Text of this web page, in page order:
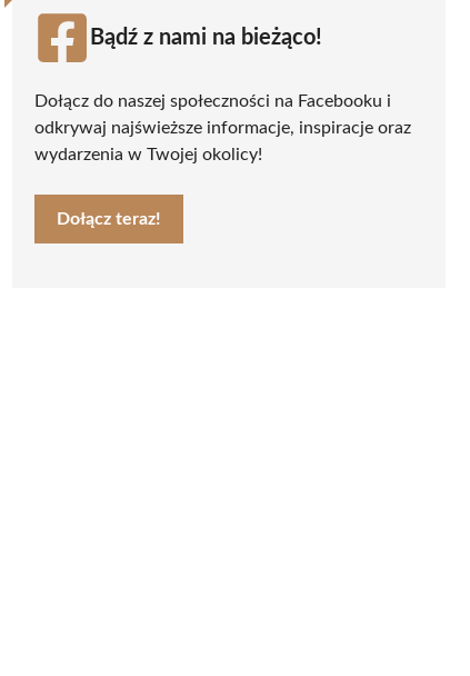
Bądź z nami na bieżąco!
Dołącz do naszej społeczności na Facebooku i
odkrywaj najświeższe informacje, inspiracje oraz
wydarzenia w Twojej okolicy!
Dołącz teraz!